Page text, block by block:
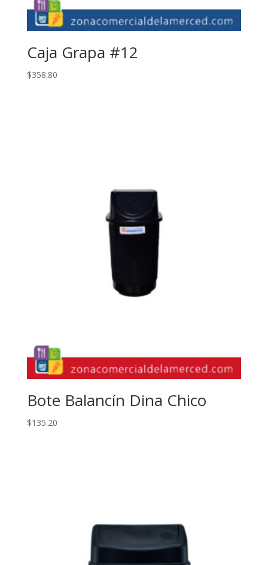
Caja Grapa #12
$358.80
Bote Balancín Dina Chico
$135.20